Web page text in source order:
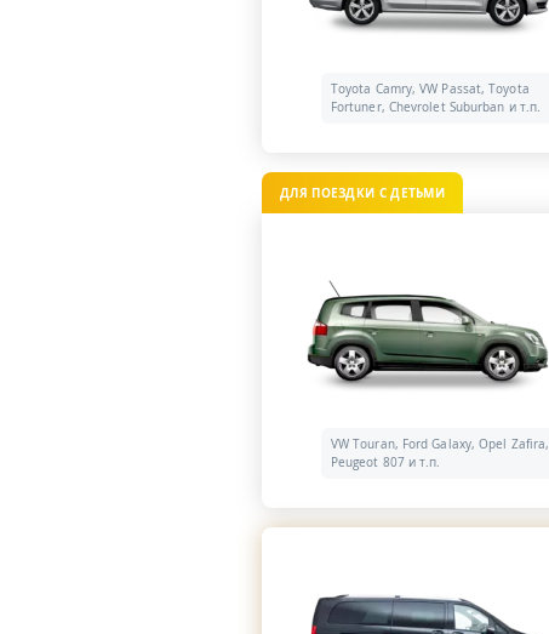
Toyota Camry, VW Passat, Toyota
Fortuner, Chevrolet Suburban и т.п.
ДЛЯ ПОЕЗДКИ С ДЕТЬМИ
VW Touran, Ford Galaxy, Opel Zafira,
Peugeot 807 и т.п.